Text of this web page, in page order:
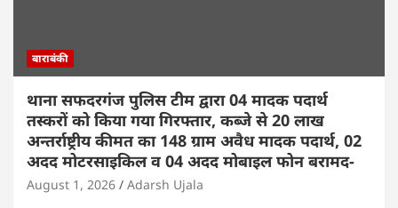
बाराबंकी
थाना सफदरगंज पुलिस टीम द्वारा 04 मादक पदार्थ
तस्करों को किया गया गिरफ्तार, कब्जे से 20 लाख
अन्तर्राष्ट्रीय कीमत का 148 ग्राम अवैध मादक पदार्थ, 02
अदद मोटरसाइकिल व 04 अदद मोबाइल फोन बरामद-
August 1, 2026 Adarsh Ujala